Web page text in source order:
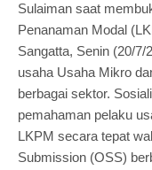
Sulaiman saat
Penanaman Modal
Sangatta, Senin (20/7/
usaha Usaha Mikro
berbagai sektor.
pemahaman pelaku
LKPM secara tepat
Submission (OSS)